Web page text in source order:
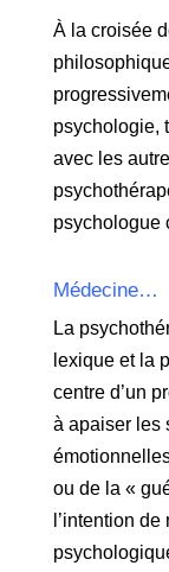
À la croisée
psychologie,
avec les
psychologue
Médecine…
La
lexique et la
centre d’un
à apaiser les
ou de la «
l’intention